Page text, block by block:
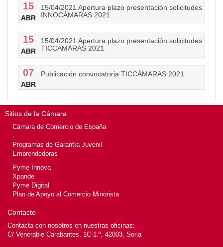
15
ABR
15/04/2021 Apertura plazo presentación solicitudes
INNOCÁMARAS 2021
15
ABR
15/04/2021 Apertura plazo presentación solicitudes
TICCÁMARAS 2021
07
ABR
Publicación convocatoria TICCÁMARAS 2021
Sitios de la Cámara
Cámara de Comercio de España
-
Programas de Garantía Juvenil
Emprendedoras
Pyme Innova
Xpande
Pyme Digital
Plan de Apoyo al Comercio Minorista
Contacto
Contacta con nosotros en nuestras oficinas:
C/ Venerable Carabantes, 1C-1.º, 42003, Soria